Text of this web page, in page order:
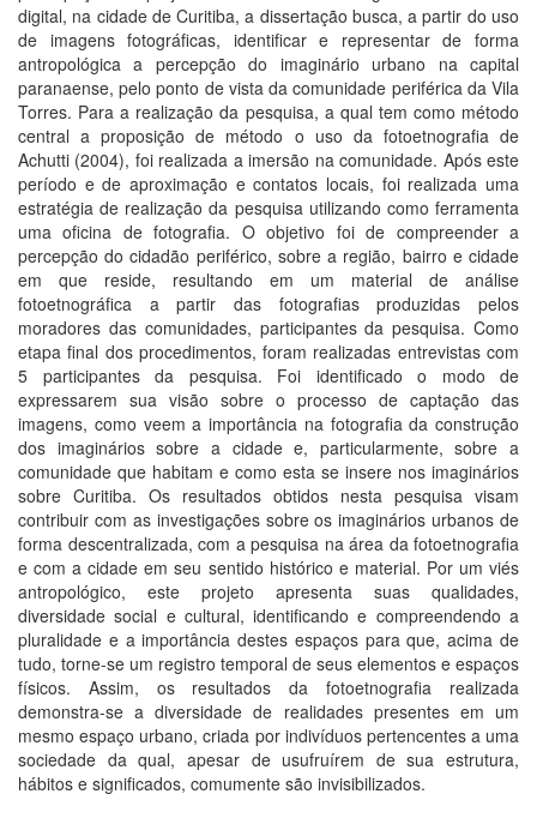
digital, na cidade de Curitiba, a dissertação busca, a partir do uso
de imagens fotográficas, identificar e representar de forma
antropológica a percepção do imaginário urbano na capital
paranaense, pelo ponto de vista da comunidade periférica da Vila
Torres. Para a realização da pesquisa, a qual tem como método
central a proposição de método o uso da fotoetnografia de
Achutti (2004), foi realizada a imersão na comunidade. Após este
período e de aproximação e contatos locais, foi realizada uma
estratégia de realização da pesquisa utilizando como ferramenta
uma oficina de fotografia. O objetivo foi de compreender a
percepção do cidadão periférico, sobre a região, bairro e cidade
em que reside, resultando em um material de análise
fotoetnográfica a partir das fotografias produzidas pelos
moradores das comunidades, participantes da pesquisa. Como
etapa final dos procedimentos, foram realizadas entrevistas com
5 participantes da pesquisa. Foi identificado o modo de
expressarem sua visão sobre o processo de captação das
imagens, como veem a importância na fotografia da construção
dos imaginários sobre a cidade e, particularmente, sobre a
comunidade que habitam e como esta se insere nos imaginários
sobre Curitiba. Os resultados obtidos nesta pesquisa visam
contribuir com as investigações sobre os imaginários urbanos de
forma descentralizada, com a pesquisa na área da fotoetnografia
e com a cidade em seu sentido histórico e material. Por um viés
antropológico, este projeto apresenta suas qualidades,
diversidade social e cultural, identificando e compreendendo a
pluralidade e a importância destes espaços para que, acima de
tudo, torne-se um registro temporal de seus elementos e espaços
físicos. Assim, os resultados da fotoetnografia realizada
demonstra-se a diversidade de realidades presentes em um
mesmo espaço urbano, criada por indivíduos pertencentes a uma
sociedade da qual, apesar de usufruírem de sua estrutura,
hábitos e significados, comumente são invisibilizados.